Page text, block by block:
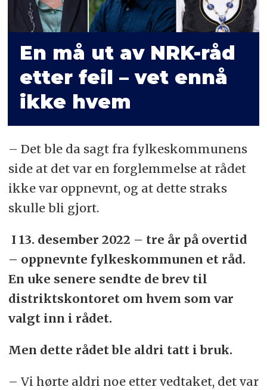
En må ut av NRK-råd
etter feil – vet ennå
ikke hvem
– Det ble da sagt fra fylkeskommunens
side at det var en forglemmelse at rådet
ikke var oppnevnt, og at dette straks
skulle bli gjort.
I 13. desember 2022 – tre år på overtid
– oppnevnte fylkeskommunen et råd.
En uke senere sendte de brev til
distriktskontoret om hvem som var
valgt inn i rådet.
Men dette rådet ble aldri tatt i bruk.
– Vi hørte aldri noe etter vedtaket, det var